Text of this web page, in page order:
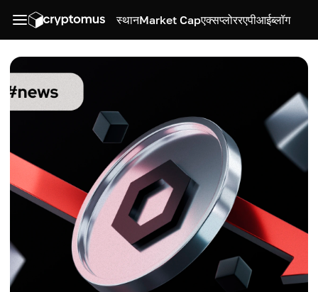
स्थानMarket Capएक्सप्लोररएपीआईब्लॉग